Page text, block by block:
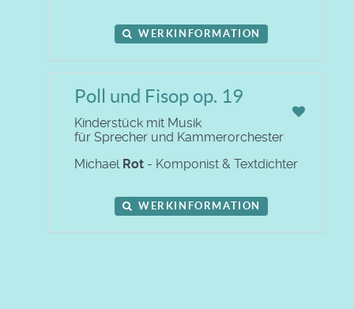
WERKINFORMATION
Poll und Fisop op. 19
Kinderstück mit Musik
für Sprecher und Kammerorchester
Michael Rot - Komponist & Textdichter
WERKINFORMATION